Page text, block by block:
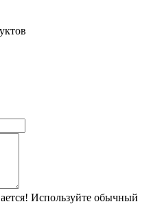
Используйте обычный